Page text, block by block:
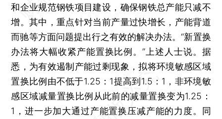
和企业规范钢铁项目建设，确保钢铁总产能只减不
增。其中，重点针对当前产量过快增长，产能背道
而驰等方面问题提出行之有效的解决办法。“新置换
办法将大幅收紧产能置换比例。”上述人士说。据
悉，为有效遏制产能过剩现象，拟将环境敏感区域
置换比例由不低于1.25：1提高到1.5：1，非环境敏
感区域减量置换比例从此前的减量置换变为1.25：
1，进一步加大通过产能置换压减产能的力度。同